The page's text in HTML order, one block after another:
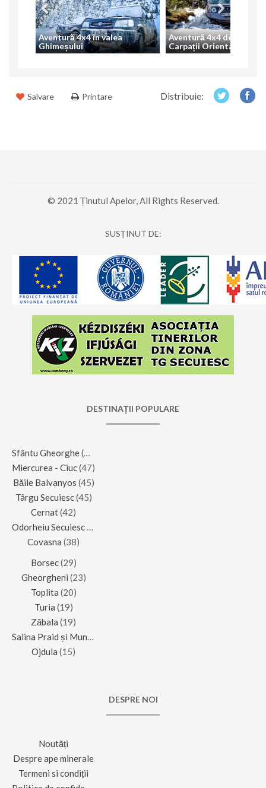
Aventură 4x4 în valea
Ghimeșului
Aventură 4x4 de o zi în
Carpații Orientali
Salvare Printare Distribuie:
© 2021 Ținutul Apelor, All Rights Reserved.
SUSȚINUT DE:
DESTINAȚII POPULARE
Sfântu Gheorghe(123)
Miercurea - Ciuc(47)
Băile Balvanyos (45)
Târgu Secuiesc(45)
Cernat(42)
Odorheiu Secuiesc
Covasna (38)
Borsec(29)
Gheorgheni (23)
Toplita (20)
Turia (19)
Zăbala (19)
Salina Praid și Muntele de Sare
Ojdula (15)
DESPRE NOI
Noutăți
Despre ape minerale
Termeni si condiții